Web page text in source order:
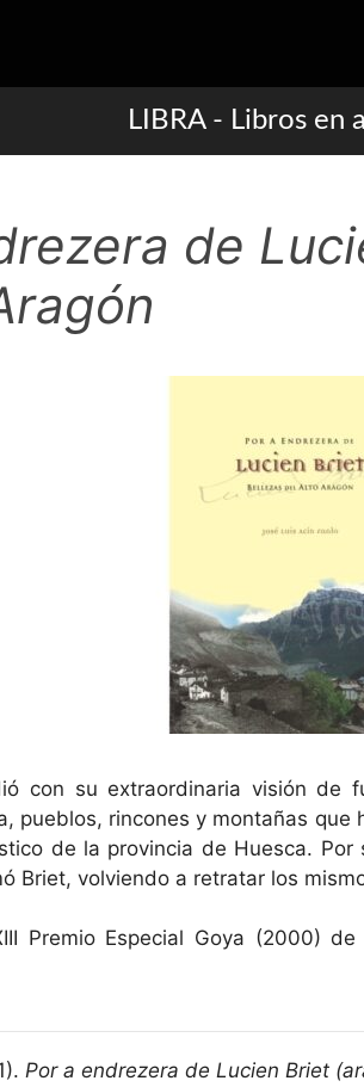
LIBRA - Libros en
de
con su extraordinaria visión de
pueblos, rincones y montañas
de la provincia de Huesca.
Briet, volviendo a retratar los
Premio Especial Goya (2000)
Por a endrezera de Lucien Briet